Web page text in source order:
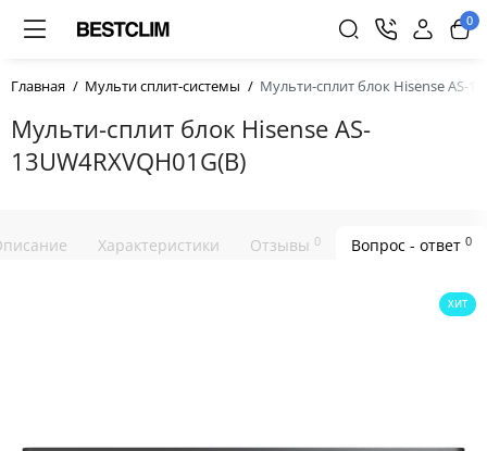
0
Главная Мульти сплит-системы Мульти-сплит блок Hisense AS-
Мульти-сплит блок Hisense AS-
13UW4RXVQH01G(B)
Характеристики Отзывы 0 Вопрос - ответ 0
ХИТ